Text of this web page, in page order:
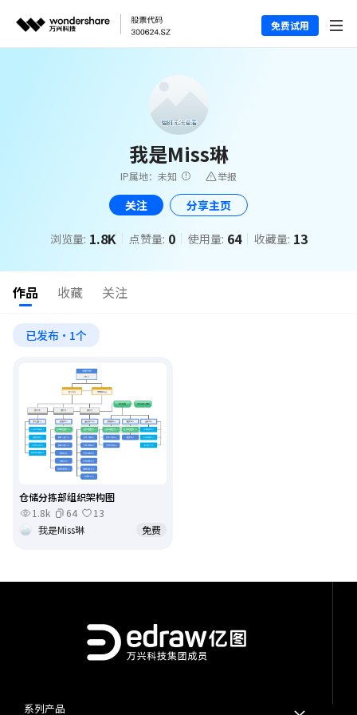
免费试用
我是Miss琳
IP属地：未知 举报
关注 分享主页
浏览量: 1.8K 点赞量: 0 使用量: 64 收藏量: 13
作品 收藏 关注
已发布·1个
仓储分拣部组织架构图
1.8k
64
13
我是Miss琳
免费
系列产品